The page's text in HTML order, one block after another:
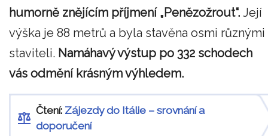
humorně znějícím příjmení „Penězožrout“. Její
výška je 88 metrů a byla stavěna osmi různými
staviteli. Namáhavý výstup po 332 schodech
vás odmění krásným výhledem.
Čtení: Zájezdy do Itálie – srovnání a
doporučení